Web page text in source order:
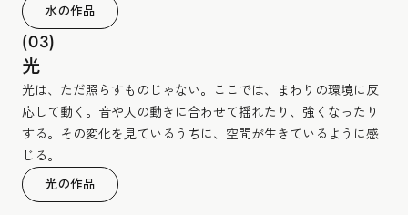
水の作品
(03)
光
光は、ただ照らすものじゃない。ここでは、まわりの環境に反
応して動く。音や人の動きに合わせて揺れたり、強くなったり
する。その変化を見ているうちに、空間が生きているように感
じる。
光の作品